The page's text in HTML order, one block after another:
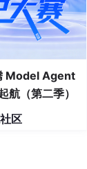
Model Agent
航（第二季）
区